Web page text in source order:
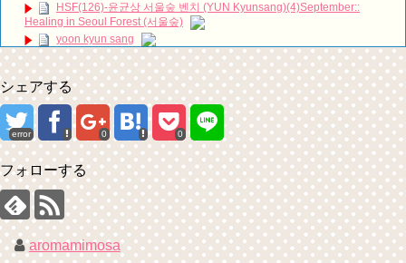
年代の光と影 NEW!
ハン・ヘジン 한혜진 – (선공개) 강남 3대 얼짱 출신 &#39;한혜진 언니
&#39; (ft. 도여니의 학창시절) | 편 먹고 갈래요? 밥블레스유 2 bobblessyou2
EP.18
ソン・ヘギョ – ソンヘギョ キスまとめ
ハン・ヘジン 한혜진 – Still We (여전히 우리는)
한가인 –
「ライフ・ オン・ マーズ」2019年11月2日TSUTAYAにて先行レンタ
ル開始！
(ENG SUB) Behind The Scene Hyun Bin 현빈❤️ 손예진 Son Ye Jin-
Crash Landing On You/ヒョンビン❤️ソンイェジン / エンジョイ❕
ユン・ギュンサン、番組にも登場した愛猫が急死…イ・ソンギョンら
同僚芸能人から慰めの言葉が続々 – Taka News
キム・レウォンの影絵遊び！？「黒騎士～永遠の約束～」メイキング
を一部公開（DVD-SET2特典映像より）
HSF(126)-윤균상 서울숲 벤치 (YUN Kyunsang)(4)September::
Healing in Seoul Forest (서울숲)
yoon kyun sang
ユン・ギュンサン主演「潜入弁護人」第1回特別公開！
九尾狐外伝 第２話 キム・ジウ チョ・ヒョンジェ
九尾狐外伝 メイキング03 ハン・イェスル
チョ・ヒョンジェ 조현재 九尾狐外伝 制作発表会
キム・テヒの弟イ・ワン♥イ・ボミ、今日（28日）結婚……
「まず熱く掃除せよ」女優キム・ユジョン、「健康がとても回復…痩
せたのはソン・ジェリムのせい!? 」 (11/26)
【裏芸能】キムユジョンの熱愛彼氏はあの大物俳優
キム・ユジョン、美しいセルフショットで近況を伝える“会いたいで
しょ？” Big News TV
キム・ユジョン、新ドラマ「まず熱く掃除せよ」に出演確定…“台本
を見た瞬間惹かれた” 20180123
幻の王女チャミョンゴ エンディング
シェアする
error 0 0
フォローする
aromamimosa